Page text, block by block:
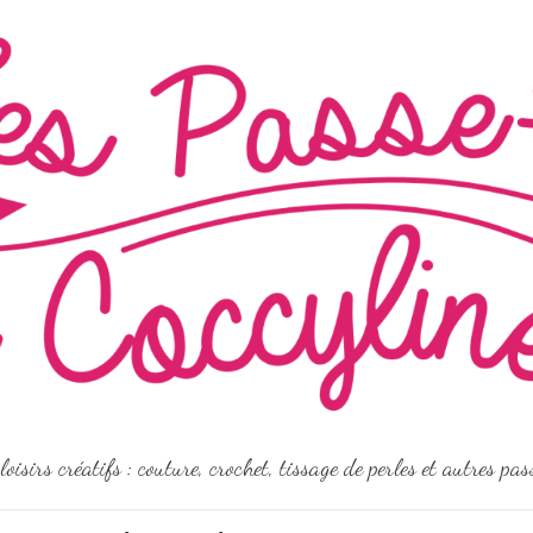
créatifs : couture, crochet, tissage de perles et autres